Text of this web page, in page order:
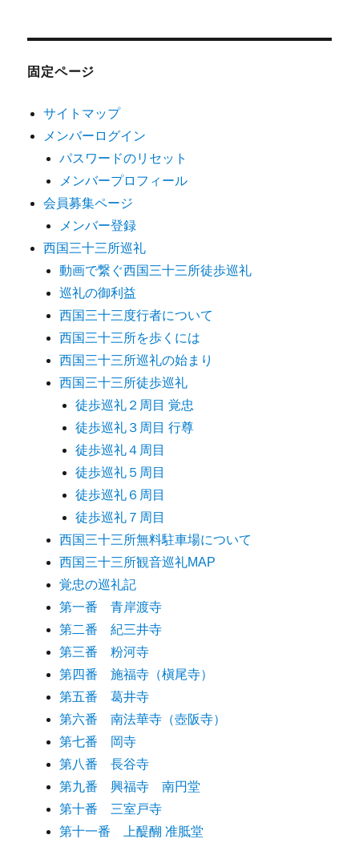
固定ページ
サイトマップ
メンバーログイン
パスワードのリセット
メンバープロフィール
会員募集ページ
メンバー登録
西国三十三所巡礼
動画で繋ぐ西国三十三所徒歩巡礼
巡礼の御利益
西国三十三度行者について
西国三十三所を歩くには
西国三十三所巡礼の始まり
西国三十三所徒歩巡礼
徒歩巡礼２周目 覚忠
徒歩巡礼３周目 行尊
徒歩巡礼４周目
徒歩巡礼５周目
徒歩巡礼６周目
徒歩巡礼７周目
西国三十三所無料駐車場について
西国三十三所観音巡礼MAP
覚忠の巡礼記
第一番 青岸渡寺
第二番 紀三井寺
第三番 粉河寺
第四番 施福寺（槇尾寺）
第五番 葛井寺
第六番 南法華寺（壺阪寺）
第七番 岡寺
第八番 長谷寺
第九番 興福寺 南円堂
第十番 三室戸寺
第十一番 上醍醐 准胝堂